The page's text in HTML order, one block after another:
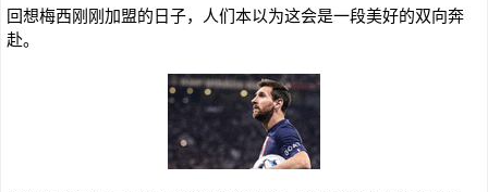
回想梅西刚刚加盟的日子，人们本以为这会是一段美好的双向奔
赴。